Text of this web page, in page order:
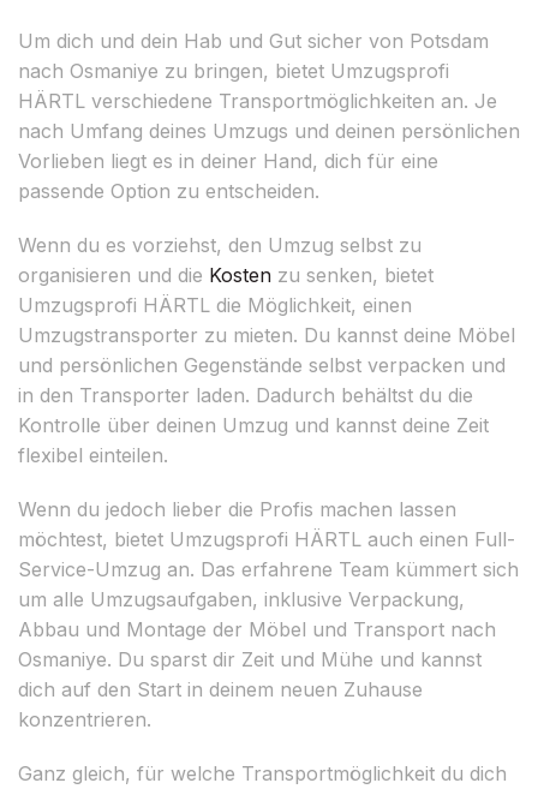
Um dich und dein Hab und Gut sicher von Potsdam
nach Osmaniye zu bringen, bietet Umzugsprofi
HÄRTL verschiedene Transportmöglichkeiten an. Je
nach Umfang deines Umzugs und deinen persönlichen
Vorlieben liegt es in deiner Hand, dich für eine
passende Option zu entscheiden.
Wenn du es vorziehst, den Umzug selbst zu
organisieren und die Kosten zu senken, bietet
Umzugsprofi HÄRTL die Möglichkeit, einen
Umzugstransporter zu mieten. Du kannst deine Möbel
und persönlichen Gegenstände selbst verpacken und
in den Transporter laden. Dadurch behältst du die
Kontrolle über deinen Umzug und kannst deine Zeit
flexibel einteilen.
Wenn du jedoch lieber die Profis machen lassen
möchtest, bietet Umzugsprofi HÄRTL auch einen Full-
Service-Umzug an. Das erfahrene Team kümmert sich
um alle Umzugsaufgaben, inklusive Verpackung,
Abbau und Montage der Möbel und Transport nach
Osmaniye. Du sparst dir Zeit und Mühe und kannst
dich auf den Start in deinem neuen Zuhause
konzentrieren.
Ganz gleich, für welche Transportmöglichkeit du dich